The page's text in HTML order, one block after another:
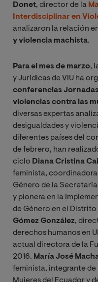
Donet, director de la
Interdisciplinar en
analizaron la relación
y violencia machista.
Para el mes de marzo,
y Jurídicas de VIU ha
conferencias
violencias contra las
diversas expertas
desigualdades y
diferentes países del
de febrero, han
ciclo Diana Cristina
feminista,
Género de la
y pionera en la
de Género en el
Gómez González,
derechos humanos en
actual directora de la
2016. María José
feminista, integrante
Mujeres del Ecuador y